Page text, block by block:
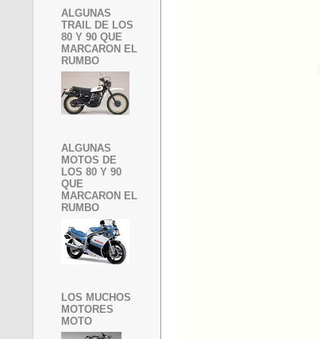
ALGUNAS
TRAIL DE LOS
80 Y 90 QUE
MARCARON EL
RUMBO
ALGUNAS
MOTOS DE
LOS 80 Y 90
QUE
MARCARON EL
RUMBO
LOS MUCHOS
MOTORES
MOTO